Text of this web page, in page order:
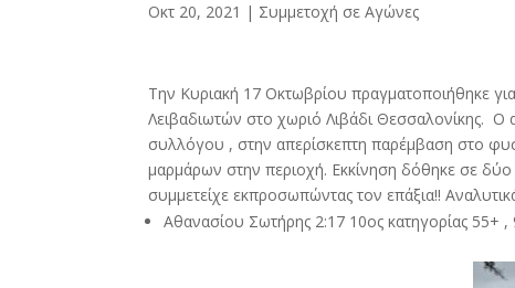
Οκτ 20, 2021 | Συμμετοχή σε Αγώνες
Την Κυριακή 17 Οκτωβρίου πραγματοποιήθηκε
Λειβαδιωτών στο χωριό Λιβάδι Θεσσαλονίκης. Ο
συλλόγου , στην απερίσκεπτη παρέμβαση στο
μαρμάρων στην περιοχή. Εκκίνηση δόθηκε σε
συμμετείχε εκπροσωπώντας τον επάξια!!
Αθανασίου Σωτήρης 2:17 10ος κατηγορίας 55+ ,